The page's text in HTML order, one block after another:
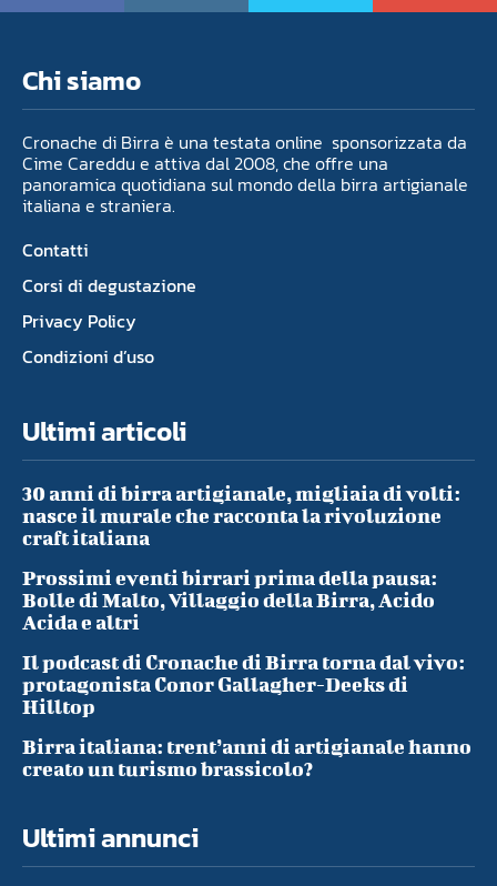
Chi siamo
Cronache di Birra è una testata online sponsorizzata da
Cime Careddu e attiva dal 2008, che offre una
panoramica quotidiana sul mondo della birra artigianale
italiana e straniera.
Contatti
Corsi di degustazione
Privacy Policy
Condizioni d’uso
Ultimi articoli
30 anni di birra artigianale, migliaia di volti:
nasce il murale che racconta la rivoluzione
craft italiana
Prossimi eventi birrari prima della pausa:
Bolle di Malto, Villaggio della Birra, Acido
Acida e altri
Il podcast di Cronache di Birra torna dal vivo:
protagonista Conor Gallagher-Deeks di
Hilltop
Birra italiana: trent’anni di artigianale hanno
creato un turismo brassicolo?
Ultimi annunci